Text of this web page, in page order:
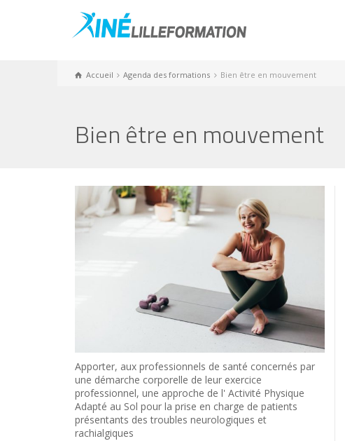
Accueil Agenda des formations Bien être en mouvement
Bien être en mouvement
Apporter, aux professionnels de santé concernés par
une démarche corporelle de leur exercice
professionnel, une approche de l' Activité Physique
Adapté au Sol pour la prise en charge de patients
présentants des troubles neurologiques et
rachialgiques